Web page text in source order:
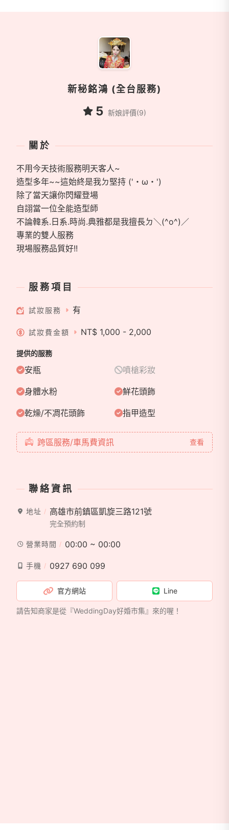
新秘銘鴻 (全台服務)
5 新娘評價(9)
關於
不用今天技術服務明天客人~
造型多年~~這始終是我ㄉ堅持 ('・ω・')
除了當天讓你閃耀登場
自詡當一位全能造型師
不論韓系.日系.時尚.典雅都是我擅長ㄉ＼(^o^)／
專業的雙人服務
現場服務品質好!!
服務項目
試妝服務 有
試妝費金額 NT$ 1,000 - 2,000
提供的服務
安瓶 噴槍彩妝
身體水粉 鮮花頭飾
乾燥/不凋花頭飾 指甲造型
跨區服務/車馬費資訊 查看
聯絡資訊
地址 高雄市前鎮區凱旋三路121號
完全預約制
營業時間 00:00 ~ 00:00
手機 0927 690 099
官方網站 Line
請告知商家是從『WeddingDay好婚市集』來的喔！